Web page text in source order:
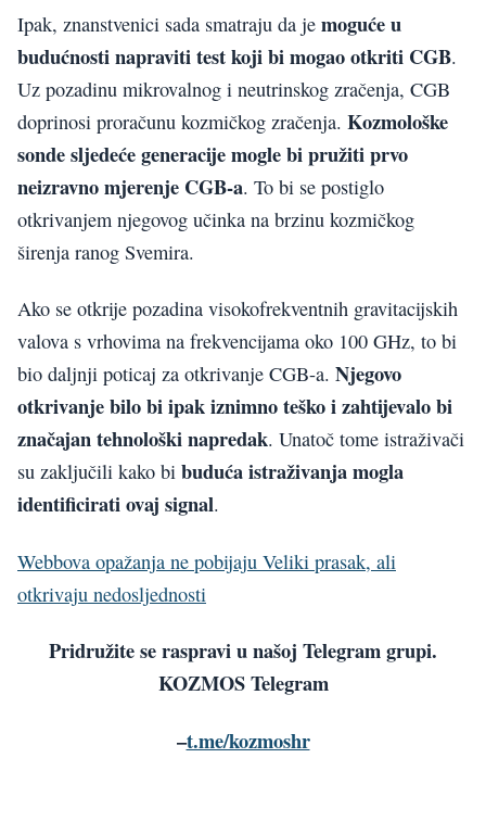
Ipak, znanstvenici sada smatraju da je moguće u
budućnosti napraviti test koji bi mogao otkriti CGB.
Uz pozadinu mikrovalnog i neutrinskog zračenja, CGB
doprinosi proračunu kozmičkog zračenja. Kozmološke
sonde sljedeće generacije mogle bi pružiti prvo
neizravno mjerenje CGB-a. To bi se postiglo
otkrivanjem njegovog učinka na brzinu kozmičkog
širenja ranog Svemira.
Ako se otkrije pozadina visokofrekventnih gravitacijskih
valova s ​​vrhovima na frekvencijama oko 100 GHz, to bi
bio daljnji poticaj za otkrivanje CGB-a. Njegovo
otkrivanje bilo bi ipak iznimno teško i zahtijevalo bi
značajan tehnološki napredak. Unatoč tome istraživači
su zaključili kako bi buduća istraživanja mogla
identificirati ovaj signal.
Webbova opažanja ne pobijaju Veliki prasak, ali
otkrivaju nedosljednosti
Pridružite se raspravi u našoj Telegram grupi.
KOZMOS Telegram
–t.me/kozmoshr